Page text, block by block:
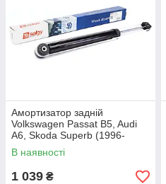
Амортизатор задній
Volkswagen Passat B5, Audi
A6, Skoda Superb (1996-
2005) Solgy (газовий)
В наявності
1 039 ₴